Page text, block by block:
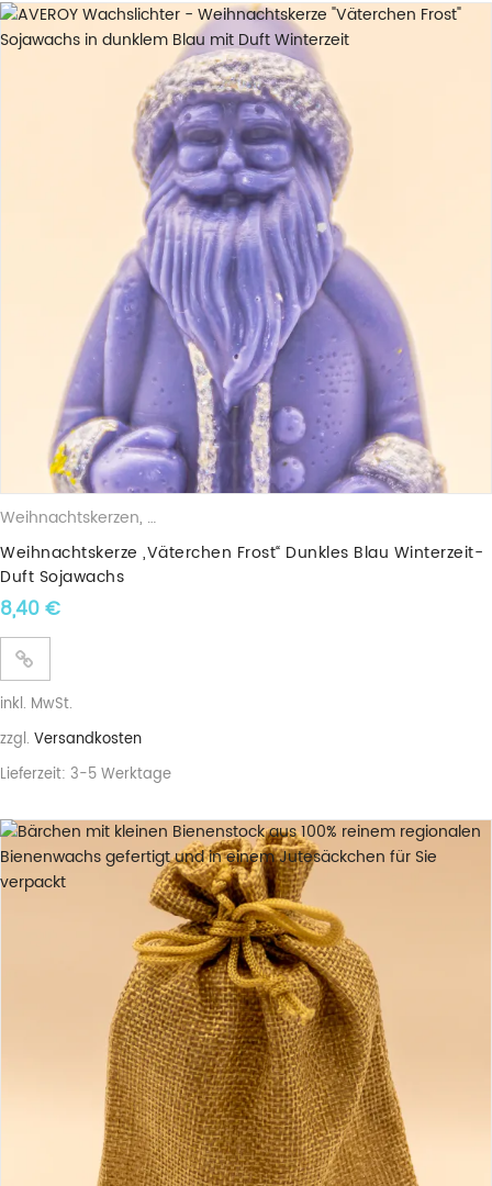
Weihnachtskerzen, Duftkerzen
Weihnachtskerze „Väterchen Frost“ Dunkles Blau Winterzeit-
Duft Sojawachs
8,40€
inkl. MwSt.
zzgl. Versandkosten
Lieferzeit: 3-5 Werktage